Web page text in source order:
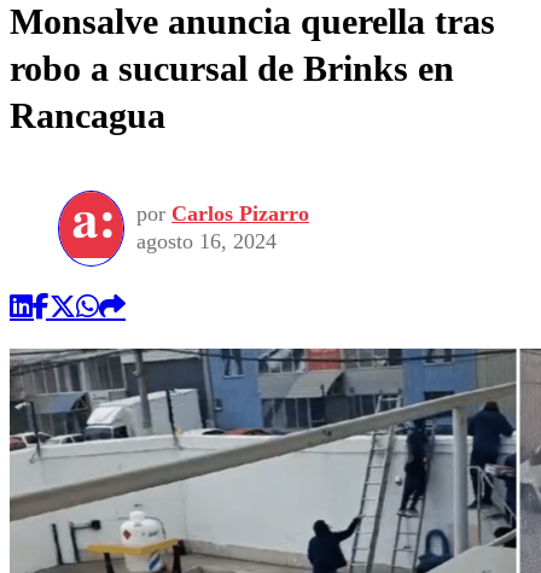
Monsalve anuncia querella tras
robo a sucursal de Brinks en
Rancagua
por Carlos Pizarro
agosto 16, 2024